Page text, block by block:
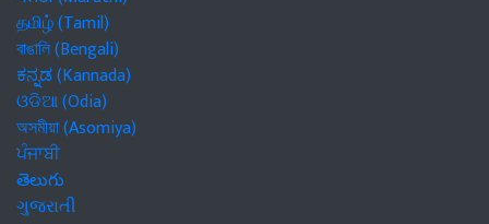
தமிழ் (Tamil)
বাঙালি (Bengali)
ಕನ್ನಡ (Kannada)
ଓଡିଆ (Odia)
অসমীয়া (Asomiya)
ਪੰਜਾਬੀ
తెలుగు
ગુજરાતી